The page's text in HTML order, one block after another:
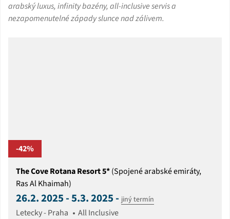
arabský luxus, infinity bazény, all-inclusive servis a
nezapomenutelné západy slunce nad zálivem.
-42%
The Cove Rotana Resort 5*(Spojené arabské emiráty,
Ras Al Khaimah)
26.2. 2025 - 5.3. 2025 - jiný termín
Letecky - Praha All Inclusive